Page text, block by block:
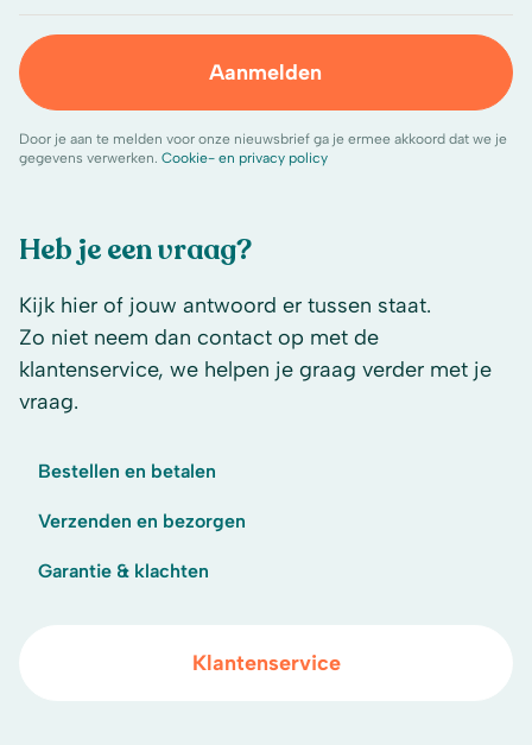
Heb je een vraag?
Kijk hier of jouw antwoord er tussen staat.
Zo niet neem dan contact op met de
klantenservice, we helpen je graag verder met je
vraag.
Bestellen en betalen
Verzenden en bezorgen
Garantie & klachten
Klantenservice
Aanmelden
Door je aan te melden voor onze nieuwsbrief ga je ermee akkoord dat we je
gegevens verwerken. Cookie- en privacy policy